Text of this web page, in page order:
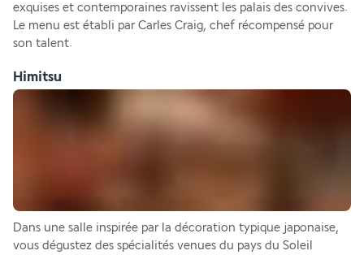
exquises et contemporaines ravissent les palais des convives.
Le menu est établi par Carles Craig, chef récompensé pour
son talent.
Himitsu
Dans une salle inspirée par la décoration typique japonaise,
vous dégustez des spécialités venues du pays du Soleil